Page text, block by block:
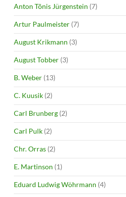
Anton Tõnis Jürgenstein (7)
Artur Paulmeister (7)
August Krikmann (3)
August Tobber (3)
B. Weber (13)
C. Kuusik (2)
Carl Brunberg (2)
Carl Pulk (2)
Chr. Orras (2)
E. Martinson (1)
Eduard Ludwig Wöhrmann (4)